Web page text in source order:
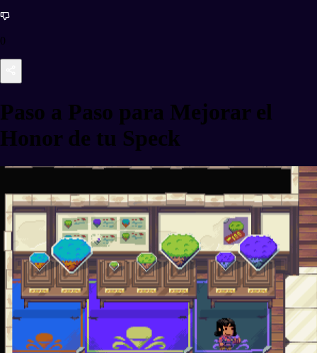
0
Paso a Paso para Mejorar el
Honor de tu Speck